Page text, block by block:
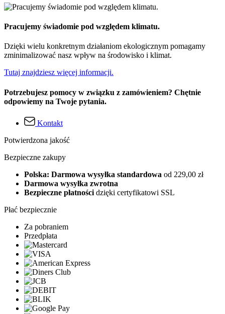
Pracujemy świadomie pod względem klimatu.
Dzięki wielu konkretnym działaniom ekologicznym pomagamy
zminimalizować nasz wpływ na środowisko i klimat.
Tutaj znajdziesz więcej informacji.
Potrzebujesz pomocy w związku z zamówieniem? Chętnie
odpowiemy na Twoje pytania.
Kontakt
Potwierdzona jakość
Bezpieczne zakupy
Polska: Darmowa wysyłka standardowa od 229,00 zł
Darmowa wysyłka zwrotna
Bezpieczne płatności dzięki certyfikatowi SSL
Płać bezpiecznie
Za pobraniem
Przedpłata